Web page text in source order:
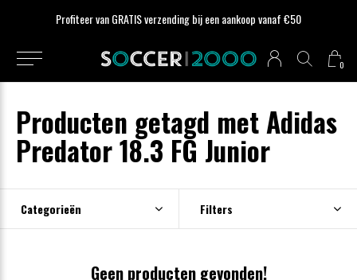
0
Profiteer van GRATIS verzending bij een aankoop vanaf €50
Producten getagd met Adidas
Predator 18.3 FG Junior
Categorieën Filters
Geen producten gevonden!